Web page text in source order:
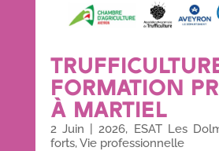
FORMATION
À MARTIEL
2 Juin 2026, ESAT Les
forts,Vie professionnelle